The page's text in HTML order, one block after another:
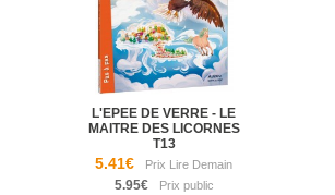
L'EPEE DE VERRE - LE
MAITRE DES LICORNES
T13
5.41€
5.95€